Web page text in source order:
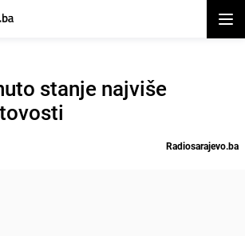
stanje najviše
Radiosarajevo.ba